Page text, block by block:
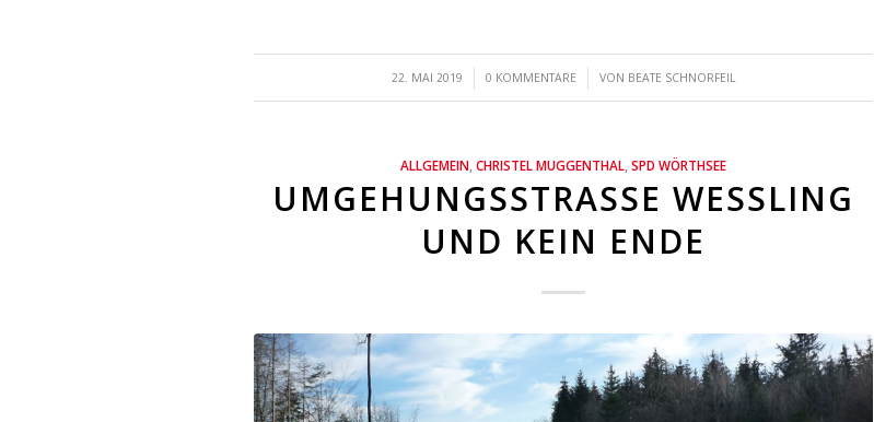
22. MAI 2019
/ 0 KOMMENTARE
/ VON BEATE SCHNORFEIL
ALLGEMEIN CHRISTEL MUGGENTHAL SPD WÖRTHSEE
UMGEHUNGSSTRASSE WESSLING UN
D KEIN ENDE